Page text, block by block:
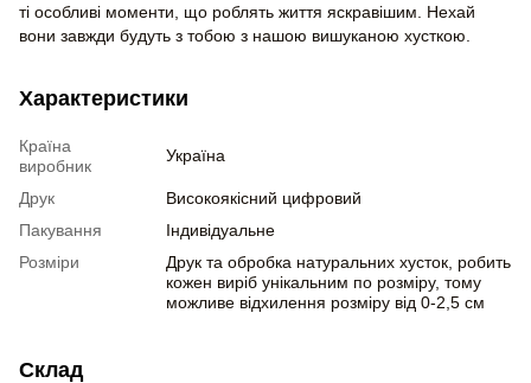
ті особливі моменти, що роблять життя яскравішим. Нехай
вони завжди будуть з тобою з нашою вишуканою хусткою.
Характеристики
Країна
виробник
Україна
Друк
Високоякісний цифровий
Пакування
Індивідуальне
Розміри
Друк та обробка натуральних хусток, робить
кожен виріб унікальним по розміру, тому
можливе відхилення розміру від 0-2,5 см
Склад